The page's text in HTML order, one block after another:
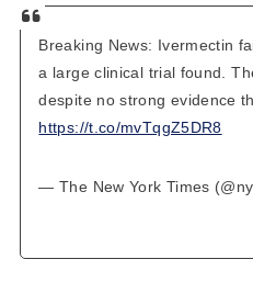
Breaking News: Ivermectin
a large clinical trial found.
despite no strong evidence
https://t.co/mvTqgZ5DR8
— The New York Times